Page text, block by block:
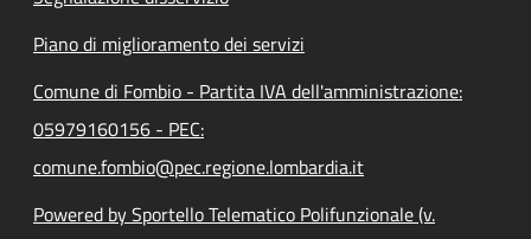
Piano di miglioramento dei servizi
Comune di Fombio - Partita IVA dell'amministrazione:
05979160156 - PEC:
comune.fombio@pec.regione.lombardia.it
Powered by Sportello Telematico Polifunzionale (v.